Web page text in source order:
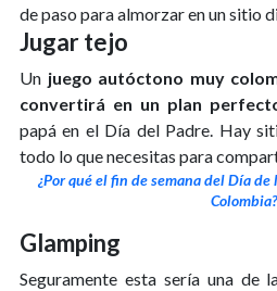
de paso para almorzar en un sitio
Jugar tejo
Un juego autóctono muy
convertirá en un plan
papá en el Día del Padre. Hay
todo lo que necesitas para
¿Por qué el fin de semana del Día
Colombia?
Glamping
Seguramente esta sería una de